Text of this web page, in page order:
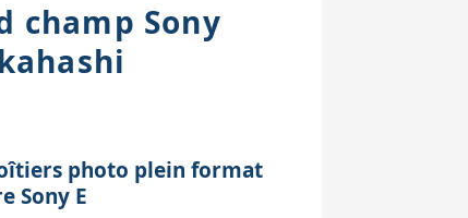
champ Sony
photo plein format
Sony E